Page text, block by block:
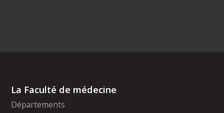
La Faculté de médecine
Départements